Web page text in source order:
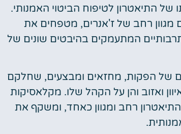
של התיאטרון לטיפוח הביטוי האמנותי.
מגוון רחב של ז'אנרים, מטפחים את
המתעמקים בהיבטים שונים של
של הפקות, מחזאים ומבצעים, שחלקם
ואזוב והן על הקהל שלו. מקלאסיקות
רחב ומגוון כאחד, ומשקף את